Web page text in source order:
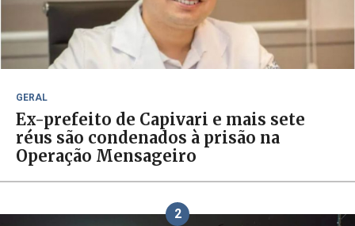
GERAL
Ex-prefeito de Capivari e mais sete
réus são condenados à prisão na
Operação Mensageiro
2